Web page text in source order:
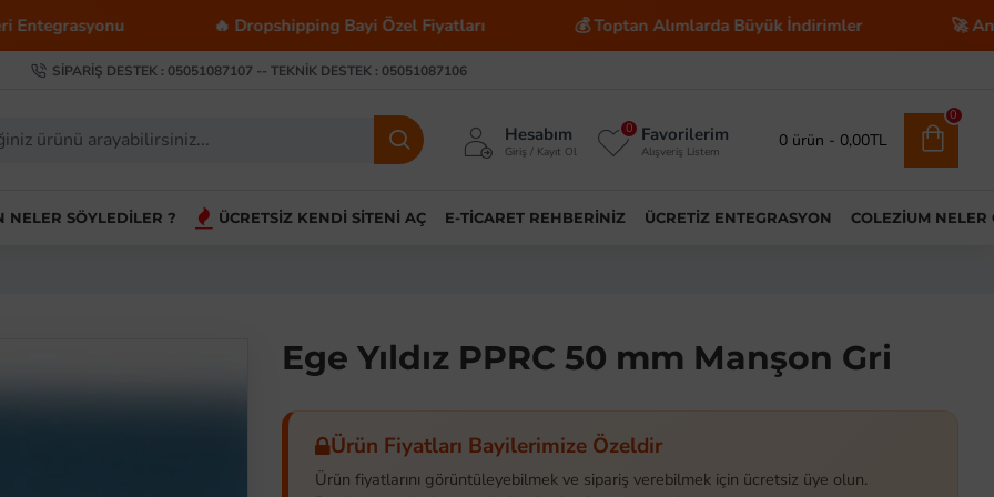
🔥 Dropshipping Bayi Özel Fiyatları 💰 Toptan Alımlarda Büyük İndirimler 🚀 Anahtar
SIPARIŞ DESTEK : 05051087107 -- TEKNIK DESTEK : 05051087106
Hesabım
Giriş / Kayıt Ol
Favorilerim
Alışveriş Listem
0
0 ürün - 0,00TL
0
NELER SÖYLEDILER ? ÜCRETSIZ KENDI SITENI AÇ E-TICARET REHBERINIZ ÜCRETIZ ENTEGRASYON COLEZIUM NELER
Ege Yıldız PPRC 50 mm Manşon Gri
Ürün Fiyatları Bayilerimize Özeldir
Ürün fiyatlarını görüntüleyebilmek ve sipariş verebilmek için ücretsiz üye olun.